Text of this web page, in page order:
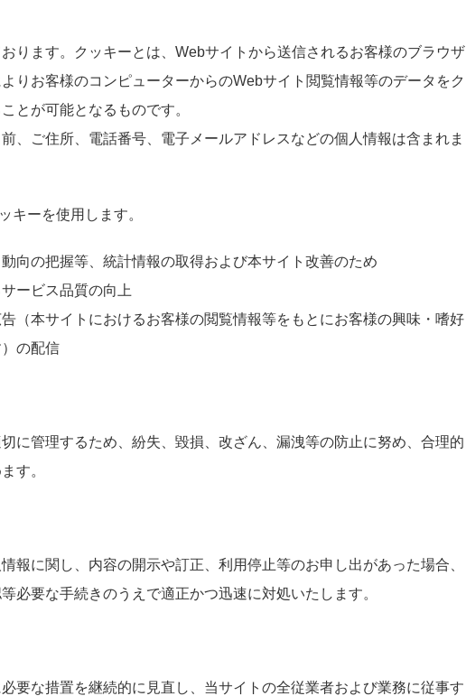
ります。クッキーとは、Webサイトから送信されるお客様のブラウザ
りお客様のコンピューターからのWebサイト閲覧情報等のデータをク
とが可能となるものです。
、ご住所、電話番号、電子メールアドレスなどの個人情報は含まれま
キーを使用します。
向の把握等、統計情報の取得および本サイト改善のため
ービス品質の向上
（本サイトにおけるお客様の閲覧情報等をもとにお客様の興味・嗜好
の配信
に管理するため、紛失、毀損、改ざん、漏洩等の防止に努め、合理的
す。
報に関し、内容の開示や訂正、利用停止等のお申し出があった場合、
必要な手続きのうえで適正かつ迅速に対処いたします。
要な措置を継続的に見直し、当サイトの全従業者および業務に従事す